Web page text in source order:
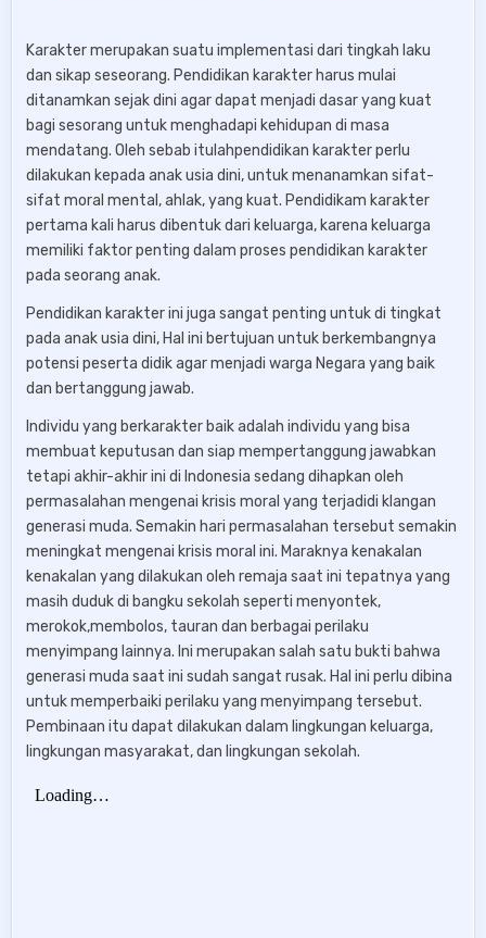
Karakter merupakan suatu implementasi dari tingkah laku
dan sikap seseorang. Pendidikan karakter harus mulai
ditanamkan sejak dini agar dapat menjadi dasar yang kuat
bagi sesorang untuk menghadapi kehidupan di masa
mendatang. Oleh sebab itulahpendidikan karakter perlu
dilakukan kepada anak usia dini, untuk menanamkan sifat-
sifat moral mental, ahlak, yang kuat. Pendidikam karakter
pertama kali harus dibentuk dari keluarga, karena keluarga
memiliki faktor penting dalam proses pendidikan karakter
pada seorang anak.
Pendidikan karakter ini juga sangat penting untuk di tingkat
pada anak usia dini, Hal ini bertujuan untuk berkembangnya
potensi peserta didik agar menjadi warga Negara yang baik
dan bertanggung jawab.
Individu yang berkarakter baik adalah individu yang bisa
membuat keputusan dan siap mempertanggung jawabkan
tetapi akhir-akhir ini di Indonesia sedang dihapkan oleh
permasalahan mengenai krisis moral yang terjadidi klangan
generasi muda. Semakin hari permasalahan tersebut semakin
meningkat mengenai krisis moral ini. Maraknya kenakalan
kenakalan yang dilakukan oleh remaja saat ini tepatnya yang
masih duduk di bangku sekolah seperti menyontek,
merokok,membolos, tauran dan berbagai perilaku
menyimpang lainnya. Ini merupakan salah satu bukti bahwa
generasi muda saat ini sudah sangat rusak. Hal ini perlu dibina
untuk memperbaiki perilaku yang menyimpang tersebut.
Pembinaan itu dapat dilakukan dalam lingkungan keluarga,
lingkungan masyarakat, dan lingkungan sekolah.